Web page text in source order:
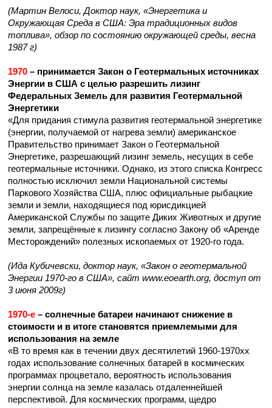
(Мартин Велоси, Доктор наук, «Энергетика и
Окружающая Среда в США: Эра традиционных видов
топлива», обзор по состоянию окружающей среды, весна
1987 г)
1970 – принимается Закон о Геотермальных источниках
Энергии в США с целью разрешить лизинг
Федеральных Земель для развития Геотермальной
Энергетики
«Для придания стимула развития геотермальной энергетике
(энергии, получаемой от нагрева земли) американское
Правительство принимает Закон о Геотермальной
Энергетике, разрешающий лизинг земель, несущих в себе
геотермальные источники. Однако, из этого списка Конгресс
полностью исключил земли Национальной системы
Паркового Хозяйства США, плюс официальные рыбацкие
земли и земли, находящиеся под юрисдикцией
Американской Службы по защите Диких Животных и другие
земли, запрещённые к лизингу согласно Закону об «Аренде
Месторождений» полезных ископаемых от 1920-го года.
(Ида Кубичевски, доктор наук, «Закон о геотермальной
Энергии 1970-го в США», сайт www.eoearth.org, доступ от
3 июня 2009г)
1970-е – солнечные батареи начинают снижение в
стоимости и в итоге становятся приемлемыми для
использования на земле
«В то время как в течении двух десятилетий 1960-1970хх
годах использование солнечных батарей в космических
программах процветало, вероятность использования
энергии солнца на земле казалась отдаленнейшей
перспективой. Для космических программ, щедро